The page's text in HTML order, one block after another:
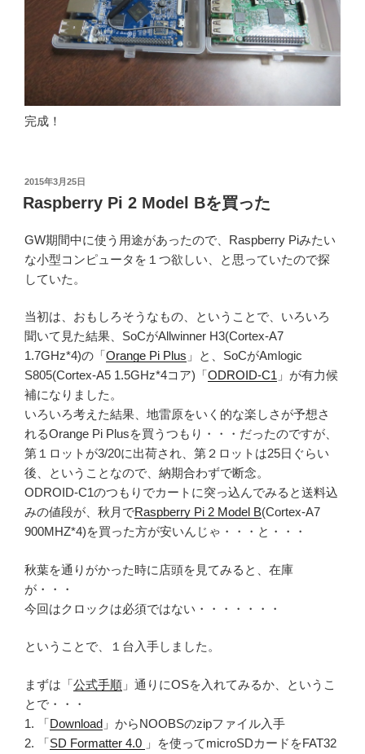
完成！
投
稿
日:
2015年3月25日
Raspberry Pi 2 Model Bを買った
GW期間中に使う用途があったので、Raspberry Piみたい
な小型コンピュータを１つ欲しい、と思っていたので探
していた。
当初は、おもしろそうなもの、ということで、いろいろ
聞いて見た結果、SoCがAllwinner H3(Cortex-A7
1.7GHz*4)の「Orange Pi Plus 」と、SoCがAmlogic
S805(Cortex-A5 1.5GHz*4コア)「ODROID-C1 」が有力候
補になりました。
いろいろ考えた結果、地雷原をいく的な楽しさが予想さ
れるOrange Pi Plusを買うつもり・・・だったのですが、
第１ロットが3/20に出荷され、第２ロットは25日ぐらい
後、ということなので、納期合わずで断念。
ODROID-C1のつもりでカートに突っ込んでみると送料込
みの値段が、秋月でRaspberry Pi 2 Model B(Cortex-A7
900MHZ*4)を買った方が安いんじゃ・・・と・・・
秋葉を通りがかった時に店頭を見てみると、在庫
が・・・
今回はクロックは必須ではない・・・・・・・
ということで、１台入手しました。
まずは「公式手順 」通りにOSを入れてみるか、というこ
とで・・・
1. 「Download 」からNOOBSのzipファイル入手
2. 「SD Formatter 4.0 」を使ってmicroSDカードをFAT32